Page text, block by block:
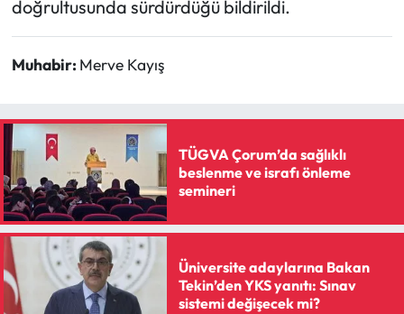
doğrultusunda sürdürdüğü bildirildi.
Muhabir: Merve Kayış
TÜGVA Çorum’da sağlıklı
beslenme ve israfı önleme
semineri
Üniversite adaylarına Bakan
Tekin’den YKS yanıtı: Sınav
sistemi değişecek mi?